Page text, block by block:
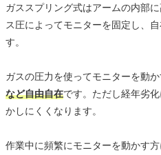
ガススプリング式はアームの内部
ス圧によってモニターを固定し、
す。
ガスの圧力を使ってモニターを動か
など自由自在です。ただし経年劣
かしにくくなります。
作業中に頻繁にモニターを動かす方